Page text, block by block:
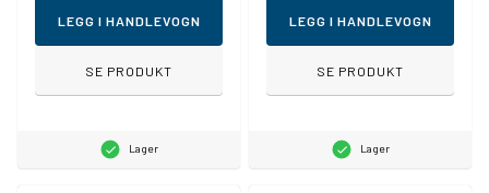
LEGG I HANDLEVOGN
SE PRODUKT
Lager
LEGG I HANDLEVOGN
SE PRODUKT
Lager